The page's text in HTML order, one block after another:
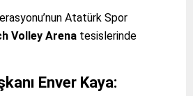
Atatürk Spor
Volley Arena tesislerinde
Enver Kaya: